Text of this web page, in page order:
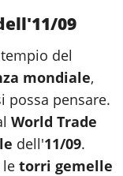
09
del
mondiale,
possa pensare.
World Trade
dell'11/09.
torri gemelle